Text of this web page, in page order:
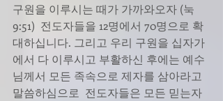
구원을 이루시는 때가 가까와오자 (눅
9:51)  전도자들을 12명에서 70명으로 확
대하십니다. 그리고 우리 구원을 십자가
에서 다 이루시고 부활하신 후에는 예수
님께서 모든 족속으로 제자를 삼아라고
말씀하심으로  전도자들은 모든 믿는자